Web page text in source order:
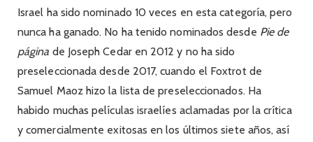
Israel ha sido nominado 10 veces en esta categoría, pero
nunca ha ganado. No ha tenido nominados desde Pie de
página de Joseph Cedar en 2012 y no ha sido
preseleccionada desde 2017, cuando el Foxtrot de
Samuel Maoz hizo la lista de preseleccionados. Ha
habido muchas películas israelíes aclamadas por la crítica
y comercialmente exitosas en los últimos siete años, así